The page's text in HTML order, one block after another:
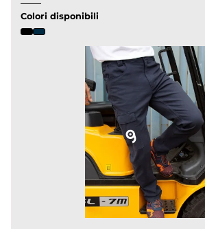
Colori disponibili